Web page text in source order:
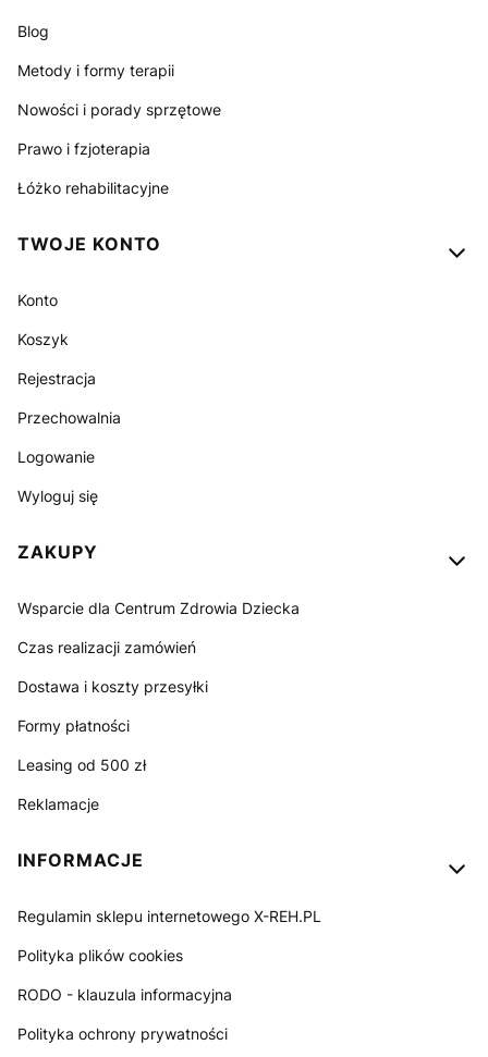
Blog
Metody i formy terapii
Nowości i porady sprzętowe
Prawo i fzjoterapia
Łóżko rehabilitacyjne
TWOJE KONTO
Konto
Koszyk
Rejestracja
Przechowalnia
Logowanie
Wyloguj się
ZAKUPY
Wsparcie dla Centrum Zdrowia Dziecka
Czas realizacji zamówień
Dostawa i koszty przesyłki
Formy płatności
Leasing od 500 zł
Reklamacje
INFORMACJE
Regulamin sklepu internetowego X-REH.PL
Polityka plików cookies
RODO - klauzula informacyjna
Polityka ochrony prywatności